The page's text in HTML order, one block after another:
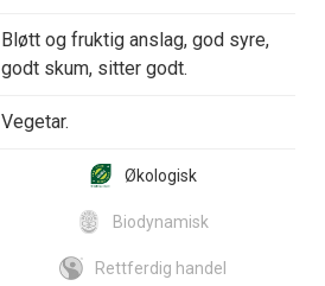
Bløtt og fruktig anslag, god syre,
godt skum, sitter godt.
Vegetar.
Økologisk
Biodynamisk
Rettferdig handel